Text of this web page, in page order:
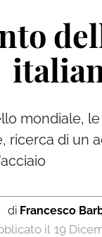
mondiale,
di un
di Francesco
19